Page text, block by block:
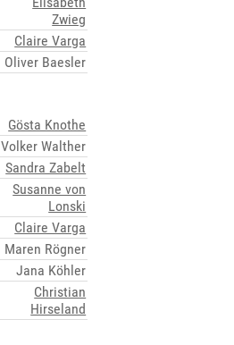
Zwieg
Claire Varga
Oliver Baesler
Gösta Knothe
Volker Walther
Sandra Zabelt
Susanne von
Lonski
Claire Varga
Maren Rögner
Jana Köhler
Christian
Hirseland